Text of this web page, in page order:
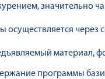
значительно
через
материал,
программы